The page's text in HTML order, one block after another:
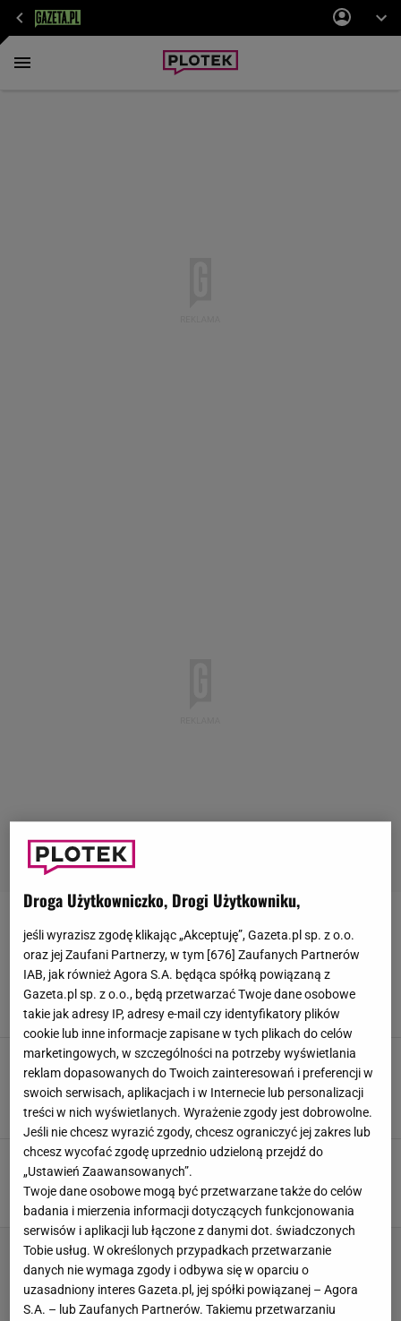
JULIA ROSNOWSKA
Gwiazda "Julii" ukrywała, kim są jej rodzice.
Doskonale ich znacie
Julia Mistarz,9 MARCA 2025, 09:06
Julia Rosnowska na premierze "Gąski". Aktorka
ma znanych rodziców. Mamę znacie z hitu TVP
Anna Goworek, Zuzanna Szeloch,
22 LISTOPADA 2024, 16:05
Julia Rosnowska doczekała się dwójki dzieci.
Nie określa publicznie ich płci. Podała powód
Alicja Wójcik, 20 SIERPNIA 2024, 14:33
Droga Użytkowniczko, Drogi Użytkowniku,
jeśli wyrazisz zgodę klikając „Akceptuję”, Gazeta.pl sp. z o.o.
oraz jej Zaufani Partnerzy, w tym [676] Zaufanych Partnerów
IAB, jak również Agora S.A. będąca spółką powiązaną z
Gazeta.pl sp. z o.o., będą przetwarzać Twoje dane osobowe
takie jak adresy IP, adresy e-mail czy identyfikatory plików
cookie lub inne informacje zapisane w tych plikach do celów
marketingowych, w szczególności na potrzeby wyświetlania
reklam dopasowanych do Twoich zainteresowań i preferencji w
swoich serwisach, aplikacjach i w Internecie lub personalizacji
treści w nich wyświetlanych. Wyrażenie zgody jest dobrowolne.
Jeśli nie chcesz wyrazić zgody, chcesz ograniczyć jej zakres lub
chcesz wycofać zgodę uprzednio udzieloną przejdź do
„Ustawień Zaawansowanych”.
Twoje dane osobowe mogą być przetwarzane także do celów
badania i mierzenia informacji dotyczących funkcjonowania
serwisów i aplikacji lub łączone z danymi dot. świadczonych
Tobie usług. W określonych przypadkach przetwarzanie
danych nie wymaga zgody i odbywa się w oparciu o
uzasadniony interes Gazeta.pl, jej spółki powiązanej – Agora
S.A. – lub Zaufanych Partnerów. Takiemu przetwarzaniu